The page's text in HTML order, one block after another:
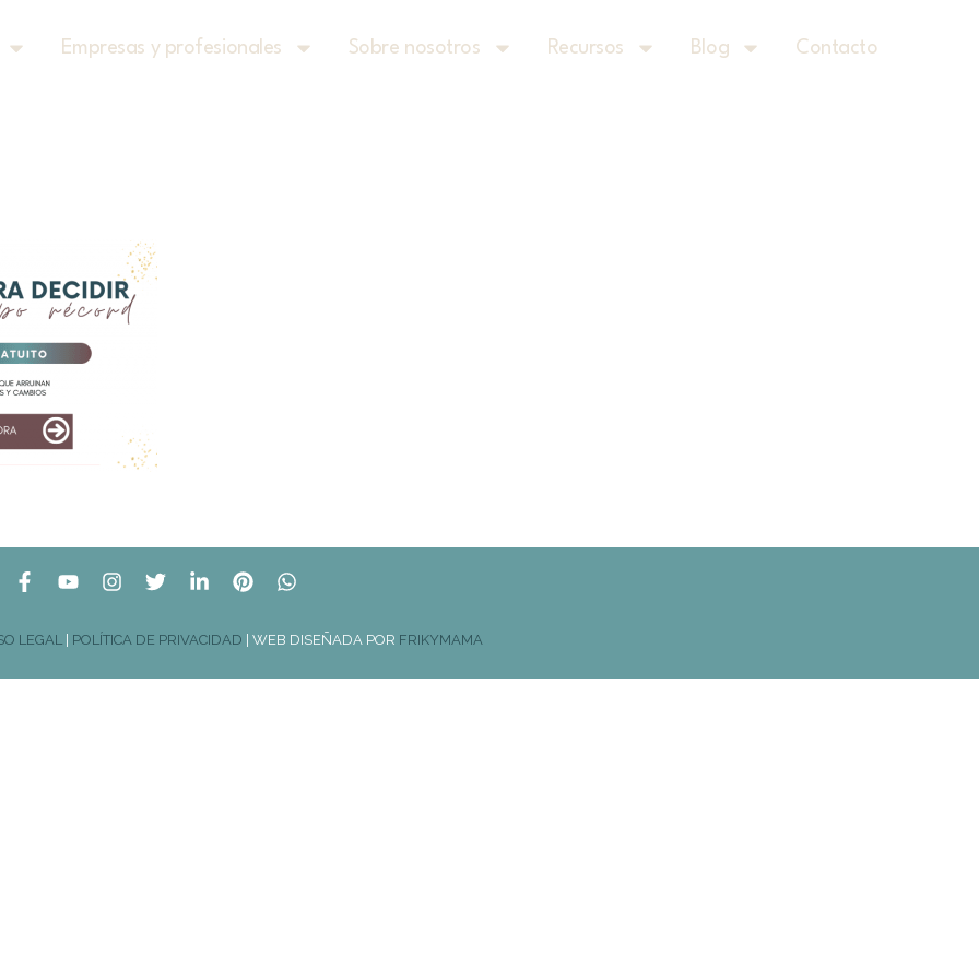
Empresas y profesionales Sobre nosotros Recursos Blog Contacto
LEGAL POLÍTICA DE PRIVACIDAD | WEB DISEÑADA POR FRIKYMAMA